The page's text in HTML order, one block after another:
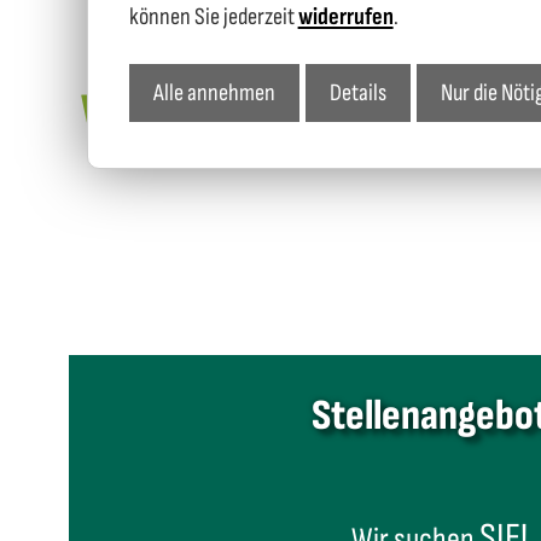
Wir würden uns freuen, Sie
können Sie jederzeitwiderrufen.
Alle annehmen Details Nur die